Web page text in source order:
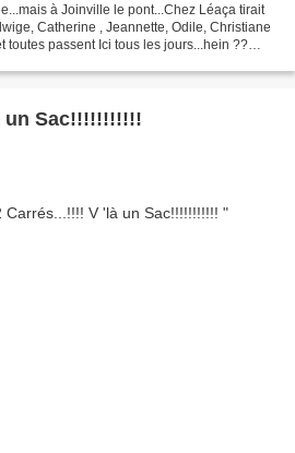
à Joinville le pont...Chez Léaça tirait
Catherine , Jeannette, Odile, Christiane
toutes passent Ici tous les jours...hein ??
un Sac!!!!!!!!!!!